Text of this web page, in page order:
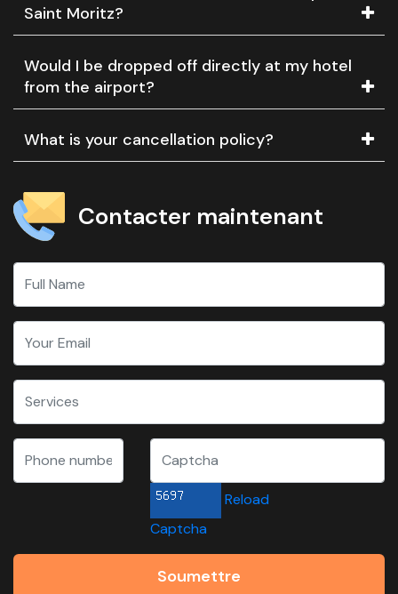
Saint Moritz?
Would I be dropped off directly at my hotel
from the airport?
What is your cancellation policy?
Contacter maintenant
Reload
Captcha
Soumettre